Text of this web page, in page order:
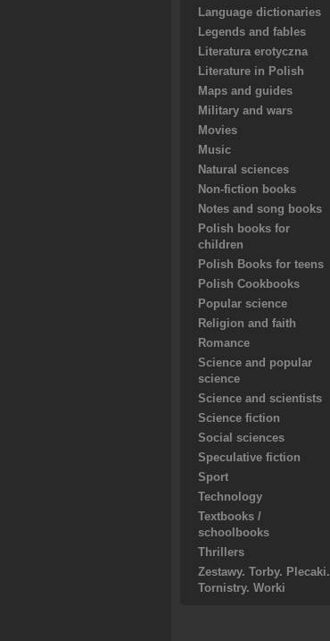
Language dictionaries
Legends and fables
Literatura erotyczna
Literature in Polish
Maps and guides
Military and wars
Movies
Music
Natural sciences
Non-fiction books
Notes and song books
Polish books for
children
Polish Books for teens
Polish Cookbooks
Popular science
Religion and faith
Romance
Science and popular
science
Science and scientists
Science fiction
Social sciences
Speculative fiction
Sport
Technology
Textbooks /
schoolbooks
Thrillers
Zestawy. Torby. Plecaki.
Tornistry. Worki